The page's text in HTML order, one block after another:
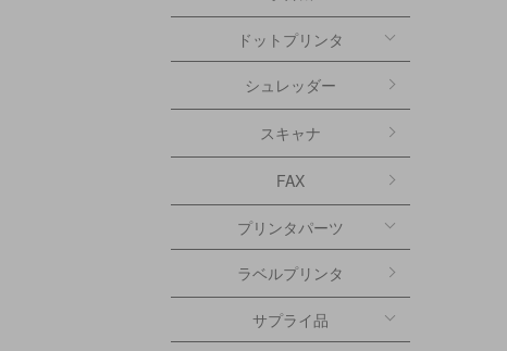
ドットプリンタ
シュレッダー
スキャナ
FAX
プリンタパーツ
ラベルプリンタ
サプライ品